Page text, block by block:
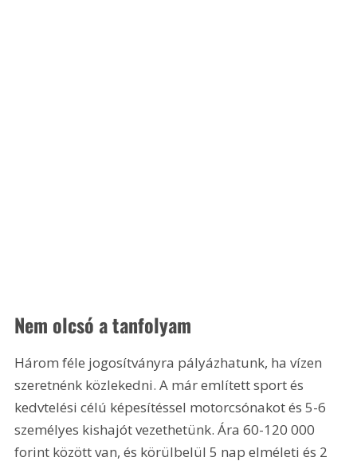
Nem olcsó a tanfolyam
Három féle jogosítványra pályázhatunk, ha vízen
szeretnénk közlekedni. A már említett sport és
kedvtelési célú képesítéssel motorcsónakot és 5-6
személyes kishajót vezethetünk. Ára 60-120 000
forint között van, és körülbelül 5 nap elméleti és 2